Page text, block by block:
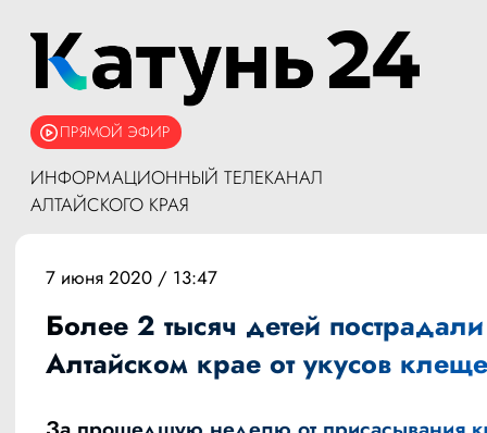
ПРЯМОЙ ЭФИР
ИНФОРМАЦИОННЫЙ ТЕЛЕКАНАЛ
АЛТАЙСКОГО КРАЯ
7 июня 2020 / 13:47
Более 2 тысяч детей
Алтайском крае от укусов